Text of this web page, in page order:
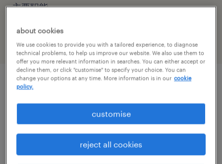
主要职能
about the company.
一家在中国设有工厂的外资机械设备商，年营收约
30亿人民币，致力于提供卓越的工业解决方案。
about cookies
We use cookies to provide you with a tailored experience, to diagnose
technical problems, to help us improve our website. We also use them to
offer you more relevant information in searches. You can either accept or
decline them, or click "customise" to specify your choice. You can
change your options at any time. More information is in our cookie
policy.
customise
reject all cookies